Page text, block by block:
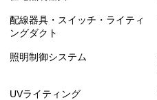
配線器具・スイッチ・ライティ
ングダクト
照明制御システム
UVライティング